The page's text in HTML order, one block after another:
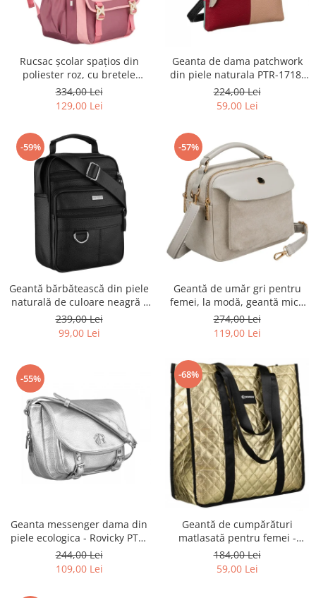
Rucsac școlar spațios din
poliester roz, cu bretele
reglabile - Peterson PTR-PTN
8610-1327 PINK
334,00 Lei
129,00 Lei
Geanta de dama patchwork
din piele naturala PTR-1718-
SKL-6922 MULTI
224,00 Lei
59,00 Lei
-59%
Geantă bărbătească din piele
naturală de culoare neagră -
Rovicky PTR-R-ST7-01-7571-
BLACK
239,00 Lei
99,00 Lei
-57%
Geantă de umăr gri pentru
femei, la modă, geantă mică
urbană cu fermoar, piele
ecologică - Peterson PTR-PTN
MX02-P-7700
274,00 Lei
119,00 Lei
-55%
Geanta messenger dama din
piele ecologica - Rovicky PTR-
R-TOR-ALE-2-3776 SIL
244,00 Lei
109,00 Lei
-68%
Geantă de cumpărături
matlasată pentru femei -
Rovicky PTR-RSPV-001P-5277
GOLD
184,00 Lei
59,00 Lei